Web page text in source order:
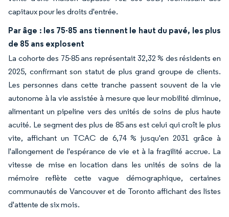
capitaux pour les droits d'entrée.
Par âge : les 75-85 ans tiennent le haut du pavé, les plus
de 85 ans explosent
La cohorte des 75-85 ans représentait 32,32 % des résidents en
2025, confirmant son statut de plus grand groupe de clients.
Les personnes dans cette tranche passent souvent de la vie
autonome à la vie assistée à mesure que leur mobilité diminue,
alimentant un pipeline vers des unités de soins de plus haute
acuité. Le segment des plus de 85 ans est celui qui croît le plus
vite, affichant un TCAC de 6,74 % jusqu'en 2031 grâce à
l'allongement de l'espérance de vie et à la fragilité accrue. La
vitesse de mise en location dans les unités de soins de la
mémoire reflète cette vague démographique, certaines
communautés de Vancouver et de Toronto affichant des listes
d'attente de six mois.